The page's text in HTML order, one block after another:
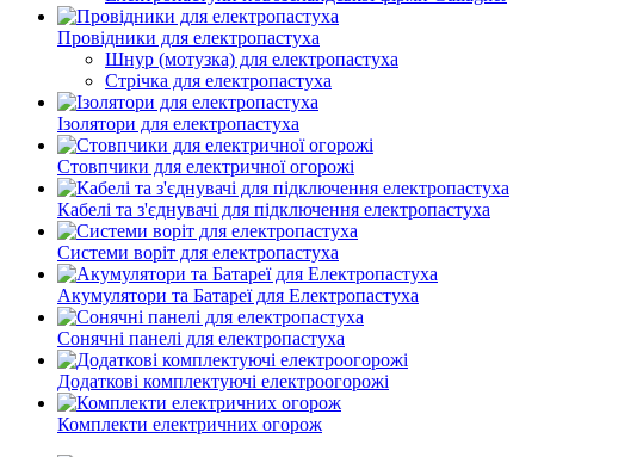
Провідники для електропастуха
Шнур (мотузка) для електропастуха
Стрічка для електропастуха
Ізолятори для електропастуха
Стовпчики для електричної огорожі
Кабелі та з'єднувачі для підключення електропастуха
Системи воріт для електропастуха
Акумулятори та Батареї для Електропастуха
Сонячні панелі для електропастуха
Додаткові комплектуючі електроогорожі
Комплекти електричних огорож